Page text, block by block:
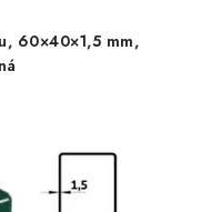
60×40×1,5 mm,